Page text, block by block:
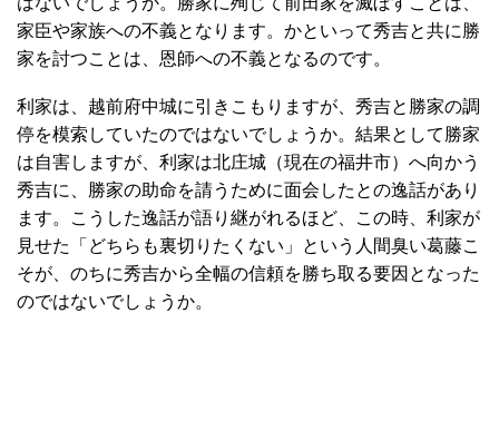
家臣や家族への不義となります。かといって秀吉と共に勝
家を討つことは、恩師への不義となるのです。
利家は、越前府中城に引きこもりますが、秀吉と勝家の調
停を模索していたのではないでしょうか。結果として勝家
は自害しますが、利家は北庄城（現在の福井市）へ向かう
秀吉に、勝家の助命を請うために面会したとの逸話があり
ます。こうした逸話が語り継がれるほど、この時、利家が
見せた「どちらも裏切りたくない」という人間臭い葛藤こ
そが、のちに秀吉から全幅の信頼を勝ち取る要因となった
のではないでしょうか。